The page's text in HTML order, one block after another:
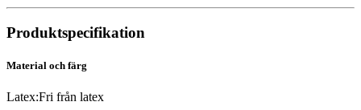
Produktspecifikation
Material och färg
Latex:Fri från latex